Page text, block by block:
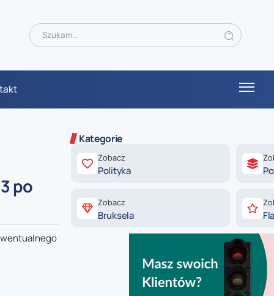
po
Kategorie
Zobacz
Polityka
Zobacz
Bruksela